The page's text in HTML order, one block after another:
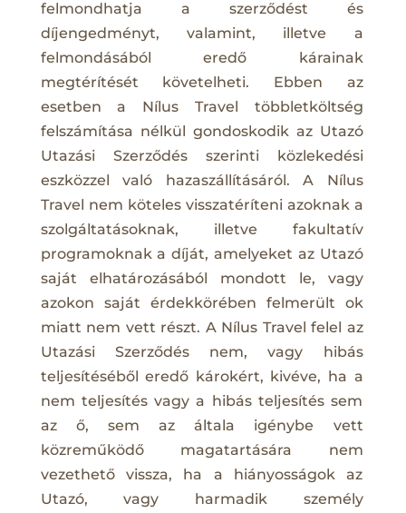
felmondhatja a szerződést és
díjengedményt, valamint, illetve a
felmondásából eredő kárainak
megtérítését követelheti. Ebben az
esetben a Nílus Travel többletköltség
felszámítása nélkül gondoskodik az Utazó
Utazási Szerződés szerinti közlekedési
eszközzel való hazaszállításáról. A Nílus
Travel nem köteles visszatéríteni azoknak a
szolgáltatásoknak, illetve fakultatív
programoknak a díját, amelyeket az Utazó
saját elhatározásából mondott le, vagy
azokon saját érdekkörében felmerült ok
miatt nem vett részt. A Nílus Travel felel az
Utazási Szerződés nem, vagy hibás
teljesítéséből eredő károkért, kivéve, ha a
nem teljesítés vagy a hibás teljesítés sem
az ő, sem az általa igénybe vett
közreműködő magatartására nem
vezethető vissza, ha a hiányosságok az
Utazó, vagy harmadik személy